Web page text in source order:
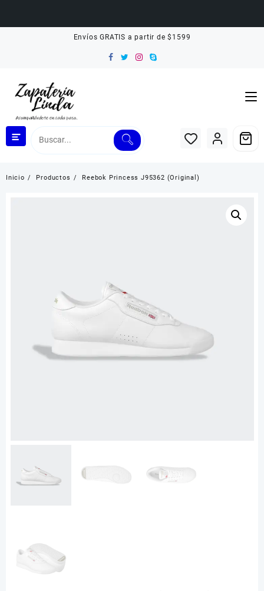
Envíos GRATIS a partir de $1599
Inicio Productos Reebok Princess J95362 (Original)